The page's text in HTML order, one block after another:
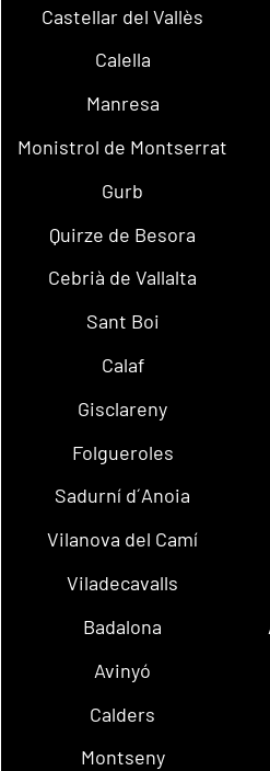
Castellar del Vallès
Calella
Manresa
Monistrol de Montserrat
Gurb
Quirze de Besora
Cebrià de Vallalta
Sant Boi
Calaf
Gisclareny
Folgueroles
Sadurní d´Anoia
Vilanova del Camí
Viladecavalls
Badalona
Avinyó
Calders
Montseny